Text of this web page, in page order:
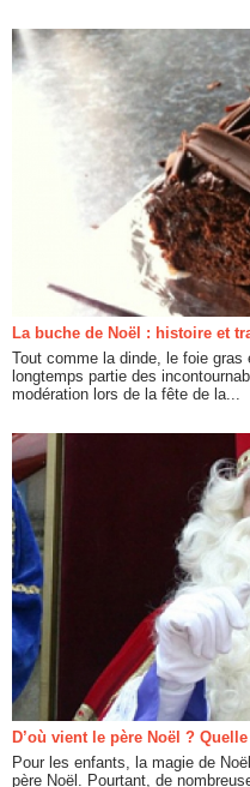
La buche de Noël : histoire et
Tout comme la dinde, le foie
longtemps partie des
modération lors de la fête de la...
D’où vient le père Noël ?
Pour les enfants, la magie de
père Noël. Pourtant, de